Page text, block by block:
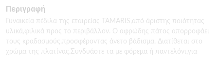
Περιγραφή
Γυναικεία πέδιλα της εταιρείας TAMARIS,από άριστης ποιότητας
υλικά,φιλικά προς το περιβάλλον. Ο αφρώδης πάτος απορροφάει
τους κραδασμούς.προσφέροντας άνετο βάδισμα. Διατίθεται στο
χρώμα της πλατίνας.Συνδυάστε τα με φόρεμα ή παντελόνι,για